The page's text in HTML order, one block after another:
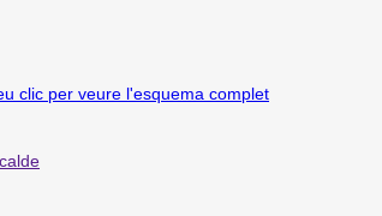
clic per veure l'esquema complet